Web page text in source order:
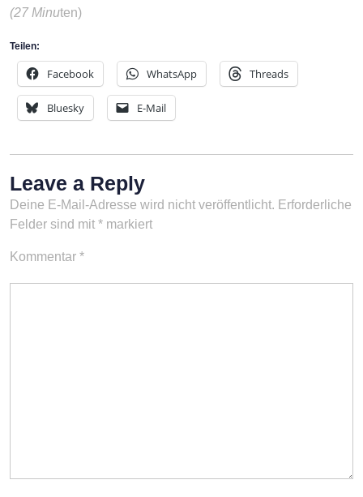
(27 Minuten)
Teilen:
Facebook WhatsApp Threads
Bluesky E-Mail
Leave a Reply
Deine E-Mail-Adresse wird nicht veröffentlicht. Erforderliche
Felder sind mit * markiert
Kommentar *